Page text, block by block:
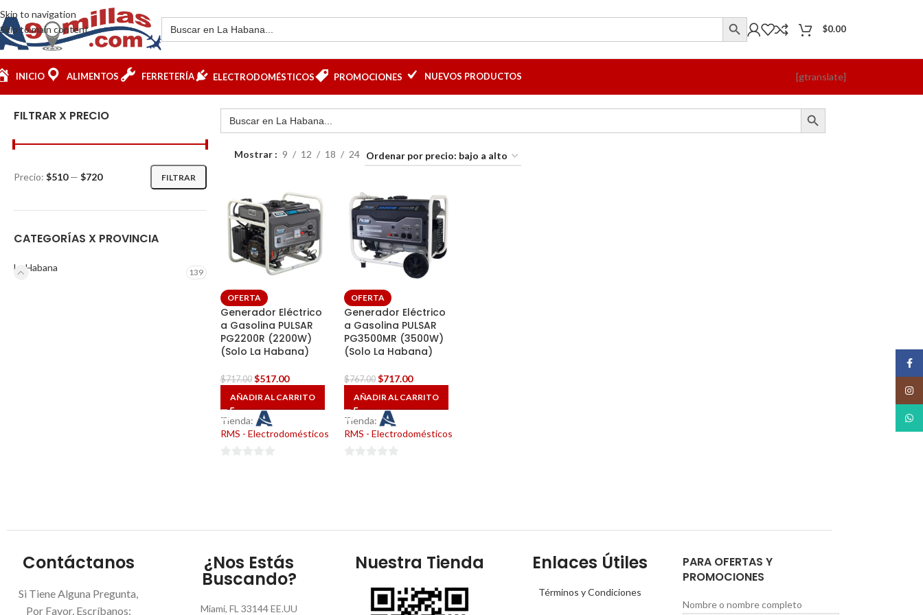
Skip to navigation
Skip to main content
$0.00
INICIO ALIMENTOS FERRETERÍA ELECTRODOMÉSTICOS PROMOCIONES NUEVOS PRODUCTOS [gtranslate]
FILTRAR X PRECIO
FILTRAR
Precio: $510— $720
CATEGORÍAS X PROVINCIA
La Habana 139
Mostrar 9 12 18 24
OFERTA
Generador Eléctrico
a Gasolina PULSAR
PG2200R (2200W)
(Solo La Habana)
$717.00 $517.00
AÑADIR AL CARRITO
Tienda:
RMS - Electrodomésticos
OFERTA
Generador Eléctrico
a Gasolina PULSAR
PG3500MR (3500W)
(Solo La Habana)
$767.00 $717.00
AÑADIR AL CARRITO
Tienda:
RMS - Electrodomésticos
Contáctanos
Si Tiene Alguna Pregunta,
Por Favor, Escríbanos:
¿Nos Estás
Buscando?
Miami, FL 33144 EE.UU
Nuestra Tienda Enlaces Útiles
Términos y Condiciones
PARA OFERTAS Y
PROMOCIONES
Nombre o nombre completo